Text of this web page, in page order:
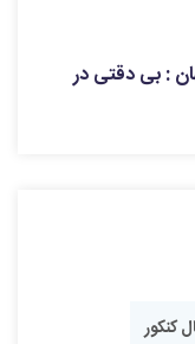
: بی دقتی در
کنکور